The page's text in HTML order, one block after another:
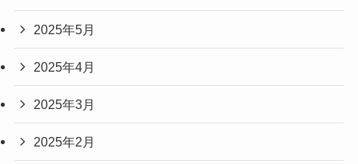
2025年5月
2025年4月
2025年3月
2025年2月